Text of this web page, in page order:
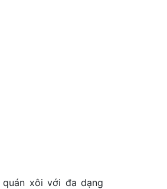
xôi với đa dạng